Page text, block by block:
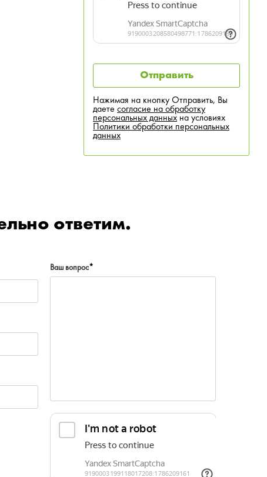
Нажимая на кнопку Отправить, Вы
даете согласие на обработку
персональных данных на условиях
Политики обработки персональных
данных
ответим.
Ваш вопрос*